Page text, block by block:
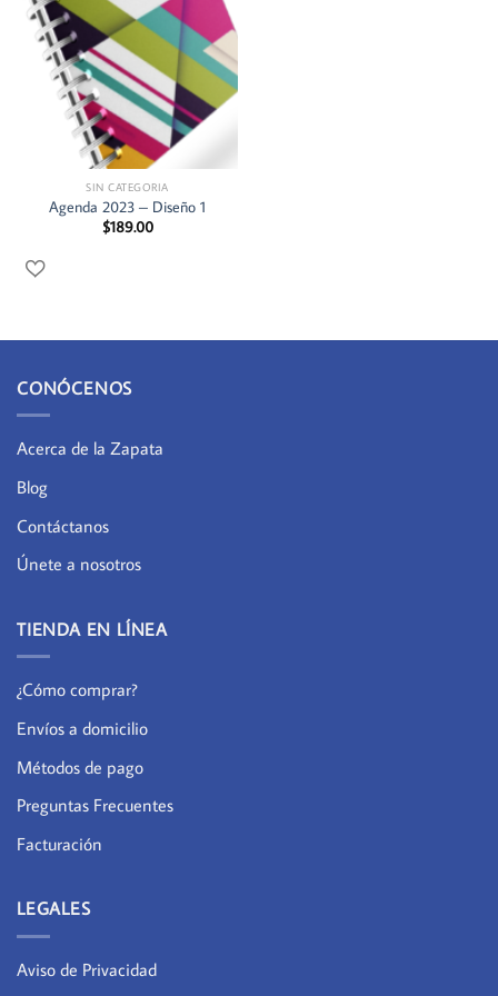
SIN CATEGORIA
Agenda 2023 – Diseño 1
$189.00
CONÓCENOS
Acerca de la Zapata
Blog
Contáctanos
Únete a nosotros
TIENDA EN LÍNEA
¿Cómo comprar?
Envíos a domicilio
Métodos de pago
Preguntas Frecuentes
Facturación
LEGALES
Aviso de Privacidad